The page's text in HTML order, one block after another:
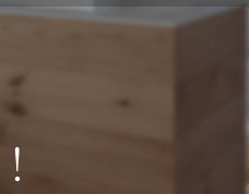
介
外構
リフォーム
スタッフ